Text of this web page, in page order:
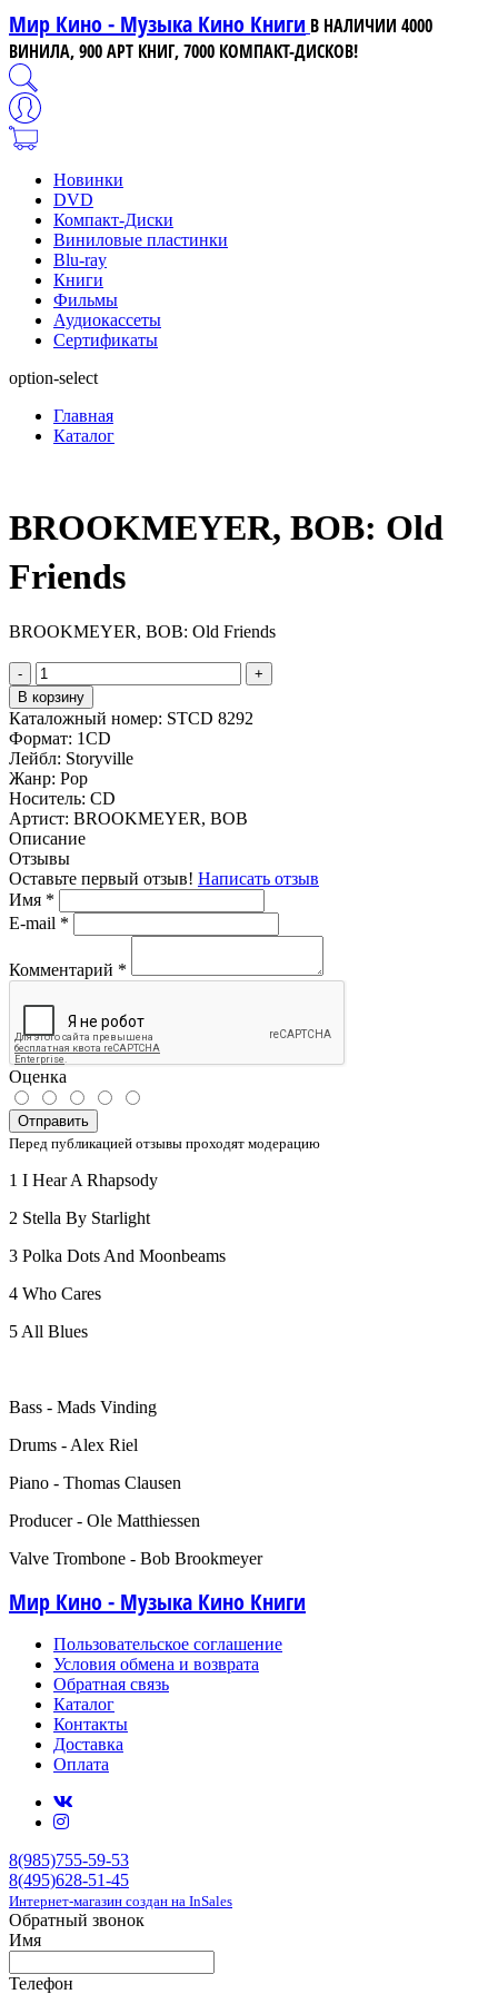
Мир Кино - Музыка Кино Книги В НАЛИЧИИ 4000
ВИНИЛА, 900 АРТ КНИГ, 7000 КОМПАКТ-ДИСКОВ!
Новинки
DVD
Компакт-Диски
Виниловые пластинки
Blu-ray
Книги
Фильмы
Аудиокассеты
Сертификаты
option-select
Главная
Каталог
BROOKMEYER, BOB: Old
Friends
BROOKMEYER, BOB: Old Friends
-
+
В корзину
Каталожный номер: STCD 8292
Формат: 1CD
Лейбл: Storyville
Жанр: Pop
Носитель: CD
Артист: BROOKMEYER, BOB
Описание
Отзывы
Оставьте первый отзыв! Написать отзыв
Имя *
E-mail *
Комментарий *
Оценка
Отправить
Перед публикацией отзывы проходят модерацию
1 I Hear A Rhapsody
2 Stella By Starlight
3 Polka Dots And Moonbeams
4 Who Cares
5 All Blues
Bass - Mads Vinding
Drums - Alex Riel
Piano - Thomas Clausen
Producer - Ole Matthiessen
Valve Trombone - Bob Brookmeyer
Мир Кино - Музыка Кино Книги
Пользовательское соглашение
Условия обмена и возврата
Обратная связь
Каталог
Контакты
Доставка
Оплата
8(985)755-59-53
8(495)628-51-45
Интернет-магазин создан на InSales
Обратный звонок
Имя
Телефон